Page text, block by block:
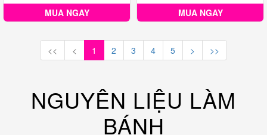
MUA NGAY MUA NGAY
<< < 1 2 3 4 5 > >>
NGUYÊN LIỆU LÀM
BÁNH